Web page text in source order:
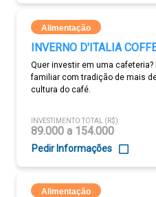
Alimentação
INVERNO D'ITALIA
Quer investir em uma cafeteria?
familiar com tradição de mais
cultura do café.
INVESTIMENTO TOTAL (R$)
89.000 a 154.000
Pedir Informações
Alimentação